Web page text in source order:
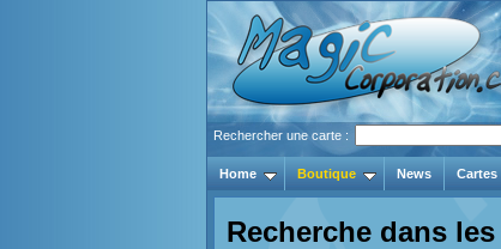
Rechercher une carte :
Home Boutique News Cartes
Recherche dans